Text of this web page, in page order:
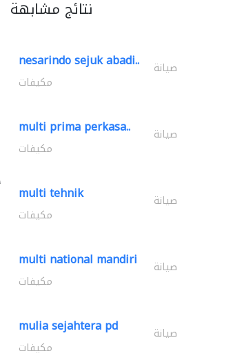
نتائج مشابهة
nesarindo sejuk abadi.. صيانة
مكيفات
multi prima perkasa.. صيانة
مكيفات
multi tehnik صيانة
مكيفات
multi national mandiri صيانة
مكيفات
mulia sejahtera pd صيانة
مكيفات